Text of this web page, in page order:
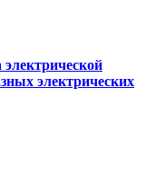
электрических